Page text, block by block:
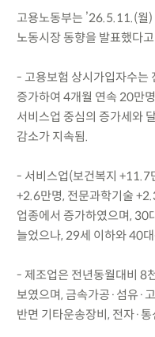
고용노동부는 ’26.5.11.(월
노동시장 동향을 발표했다
- 고용보험 상시가입자수
증가하여 4개월 연속 20만
서비스업 중심의 증가세와
감소가 지속됨.
- 서비스업(보건복지 +11.7
+2.6만명, 전문과학기술
업종에서 증가하였으며,
늘었으나, 29세 이하와 40
- 제조업은 전년동월대비 8
보였으며, 금속가공·섬유·
반면 기타운송장비, 전자·